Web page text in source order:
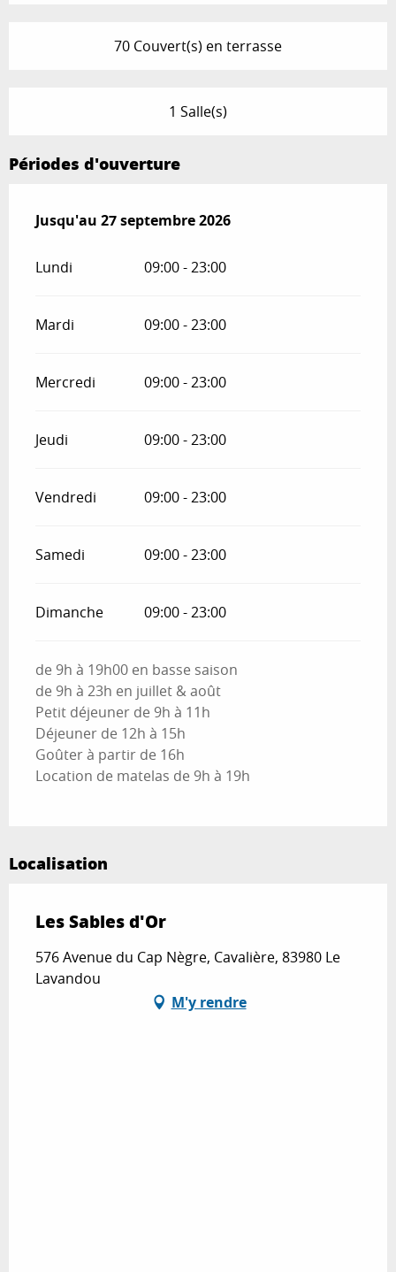
70 Couvert(s) en terrasse
1 Salle(s)
Périodes d'ouverture
Du1 mai 2026au27 septembre 2026
Jusqu'au 27 septembre 2026
Lundi 09:00 - 23:00
Mardi 09:00 - 23:00
Mercredi 09:00 - 23:00
Jeudi 09:00 - 23:00
Vendredi 09:00 - 23:00
Samedi 09:00 - 23:00
Dimanche 09:00 - 23:00
de 9h à 19h00 en basse saison
de 9h à 23h en juillet & août
Petit déjeuner de 9h à 11h
Déjeuner de 12h à 15h
Goûter à partir de 16h
Location de matelas de 9h à 19h
Localisation
Les Sables d'Or
576 Avenue du Cap Nègre, Cavalière, 83980 Le
Lavandou
M'y rendre